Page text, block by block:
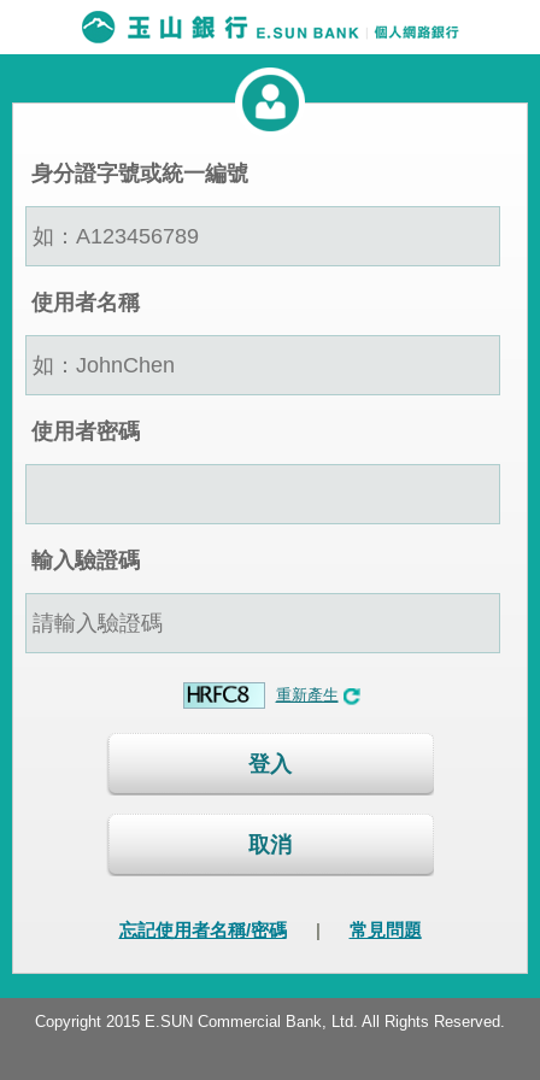
身分證字號或統一編號
使用者名稱
使用者密碼
輸入驗證碼
重新產生
登入
取消
忘記使用者名稱/密碼 | 常見問題
Copyright 2015 E.SUN Commercial Bank, Ltd. All Rights Reserved.